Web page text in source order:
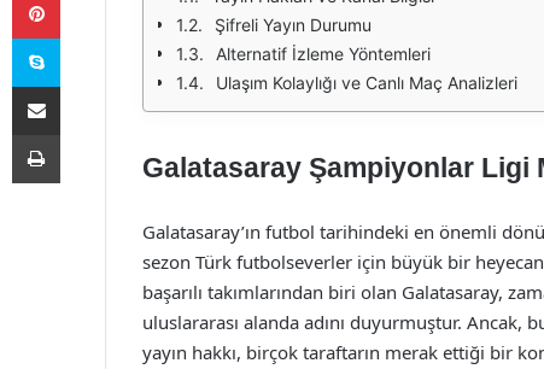
Şifreli Yayın Durumu
Alternatif İzleme Yöntemleri
Ulaşım Kolaylığı ve Canlı Maç Analizleri
Galatasaray Şampiyonlar Ligi
Galatasaray’ın futbol tarihindeki en önemli
sezon Türk futbolseverler için büyük bir
başarılı takımlarından biri olan Galatasaray,
uluslararası alanda adını duyurmuştur. Ancak,
yayın hakkı, birçok taraftarın merak ettiği bir
Skype
E-Posta ile paylaş